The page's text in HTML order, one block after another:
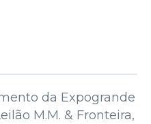
da Expogrande
M.M. & Fronteira,